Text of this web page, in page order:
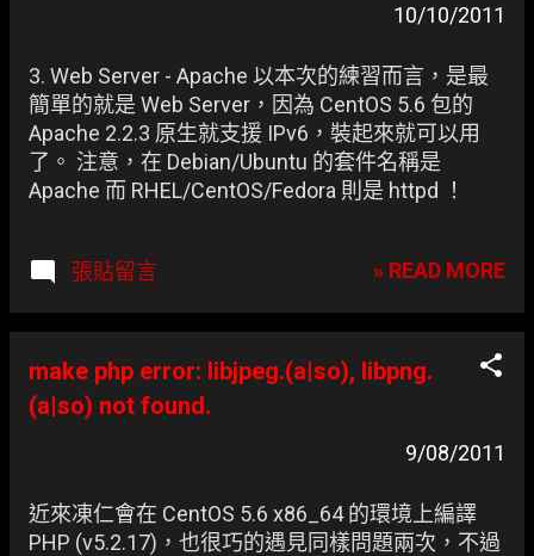
10/10/2011
3. Web Server - Apache 以本次的練習而言，是最
簡單的就是 Web Server，因為 CentOS 5.6 包的
Apache 2.2.3 原生就支援 IPv6，裝起來就可以用
了。 注意，在 Debian/Ubuntu 的套件名稱是
Apache 而 RHEL/CentOS/Fedora 則是 httpd ！
張貼留言 » READ MORE
make php error: libjpeg.(a|so), libpng.
(a|so) not found.
9/08/2011
近來凍仁會在 CentOS 5.6 x86_64 的環境上編譯
PHP (v5.2.17)，也很巧的遇見同樣問題兩次，不過